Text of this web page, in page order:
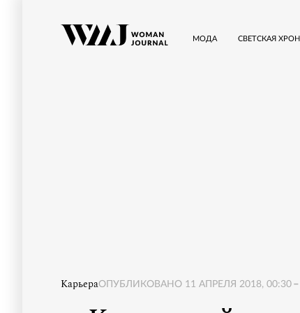
МОДА СВЕТСКАЯ
КарьераОПУБЛИКОВАНО 11 АПРЕЛЯ 2018, 00:30